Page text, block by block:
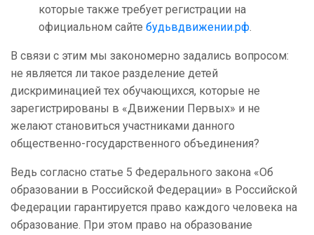
которые также требует регистрации на
официальном сайте будьвдвижении.рф.
В связи с этим мы закономерно задались вопросом:
не является ли такое разделение детей
дискриминацией тех обучающихся, которые не
зарегистрированы в «Движении Первых» и не
желают становиться участниками данного
общественно-государственного объединения?
Ведь согласно статье 5 Федерального закона «Об
образовании в Российской Федерации» в Российской
Федерации гарантируется право каждого человека на
образование. При этом право на образование